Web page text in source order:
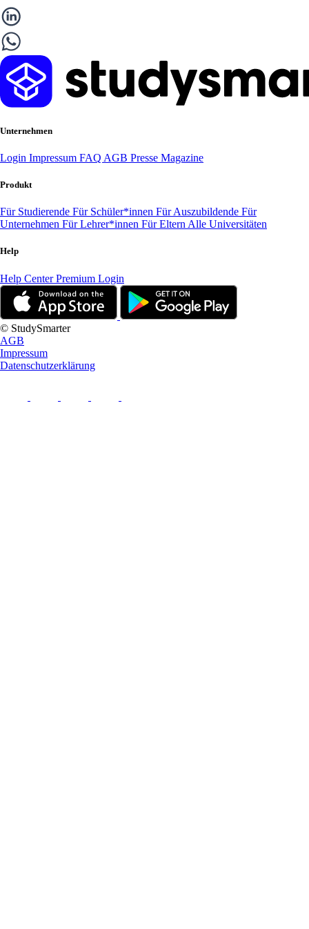
Unternehmen
Login Impressum FAQ AGB Presse Magazine
Produkt
Für Studierende Für Schüler*innen Für Auszubildende Für
Unternehmen Für Lehrer*innen Für Eltern Alle Universitäten
Help
Help CenterPremium Login
© StudySmarter
AGB
Impressum
Datenschutzerklärung